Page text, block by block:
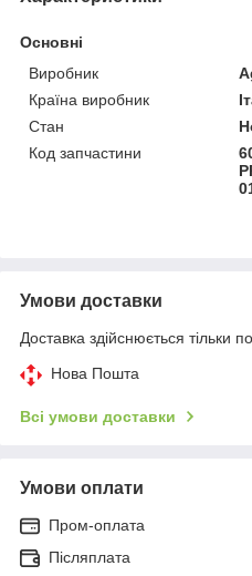
Основні
Виробник
Країна виробник
Стан
Код запчастини
Умови доставки
Доставка здійснюється тільки
Нова Пошта
Всі умови доставки
Умови оплати
Пром-оплата
Післяплата